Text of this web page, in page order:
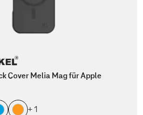
Cover Melia Mag für Apple
+ 1